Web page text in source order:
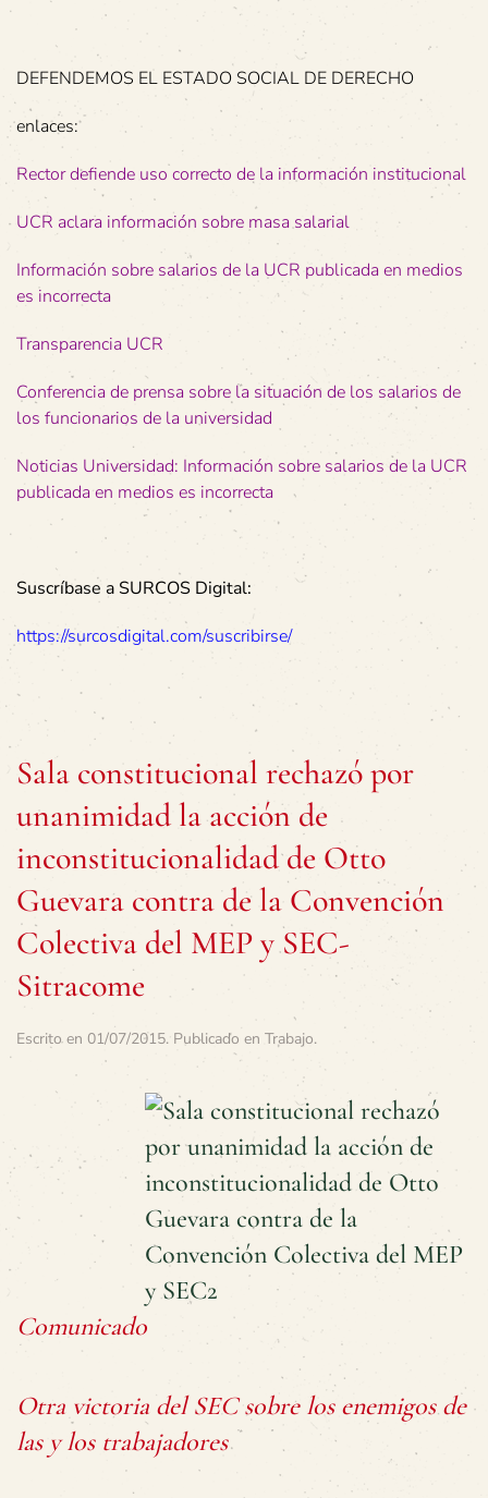
DEFENDEMOS EL ESTADO SOCIAL DE DERECHO
enlaces:
Rector defiende uso correcto de la información institucional
UCR aclara información sobre masa salarial
Información sobre salarios de la UCR publicada en medios
es incorrecta
Transparencia UCR
Conferencia de prensa sobre la situación de los salarios de
los funcionarios de la universidad
Noticias Universidad: Información sobre salarios de la UCR
publicada en medios es incorrecta
Suscríbase a SURCOS Digital:
https://surcosdigital.com/suscribirse/
Sala constitucional rechazó por
unanimidad la acción de
inconstitucionalidad de Otto
Guevara contra de la Convención
Colectiva del MEP y SEC-
Sitracome
Escrito en 01/07/2015. Publicado en Trabajo.
Comunicado
Otra victoria del SEC sobre los enemigos de
las y los trabajadores